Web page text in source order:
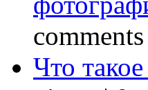
comments
Что